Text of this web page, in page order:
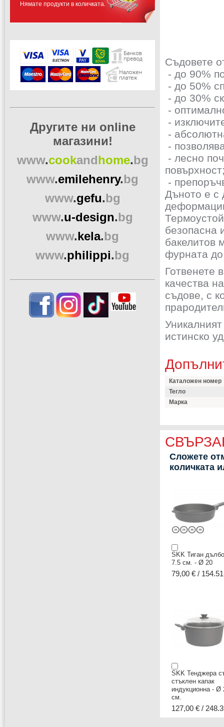
Съдовете
- до 90%
- до 50%
- до 30%
-
-
-
-
- лесно
-
Дъното е с
безопасна
бакелитов
фурната
Готвенете
качества
съдове, с
истинско
Каталожен номер
Тегло
Марка
Сложете
количката
SKK Тиган
7.5 см. - Ø 20
79,00 € /
SKK Тенджера
стъклен капак
индукционна - Ø
см.
127,00 € /
Нямате продукти в количката.
Другите ни online
магазини!
www.cookandhome.bg
www.emilehenry.bg
www.gefu.bg
www.u-design.bg
www.kela.bg
www.philippi.bg